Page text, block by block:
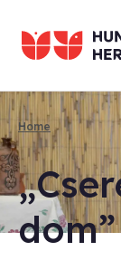
main
content
Breadcrumb
Home
dom”